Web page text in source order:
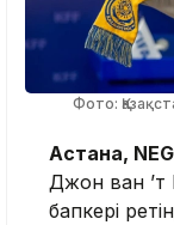
Фото:
Астана,
Джон ван ’т
бапкері